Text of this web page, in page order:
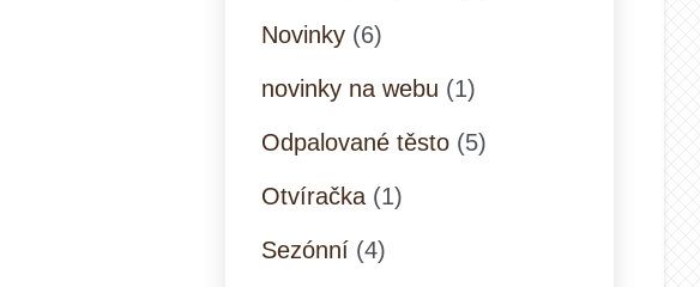
Novinky (6)
novinky na webu (1)
Odpalované těsto (5)
Otvíračka(1)
Sezónní (4)